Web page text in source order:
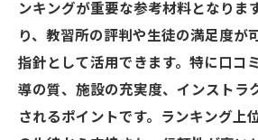
ンキングが重要な参考材料となりま
り、教習所の評判や生徒の満足度が
指針として活用できます。特に口コ
導の質、施設の充実度、インストラ
されるポイントです。ランキング上